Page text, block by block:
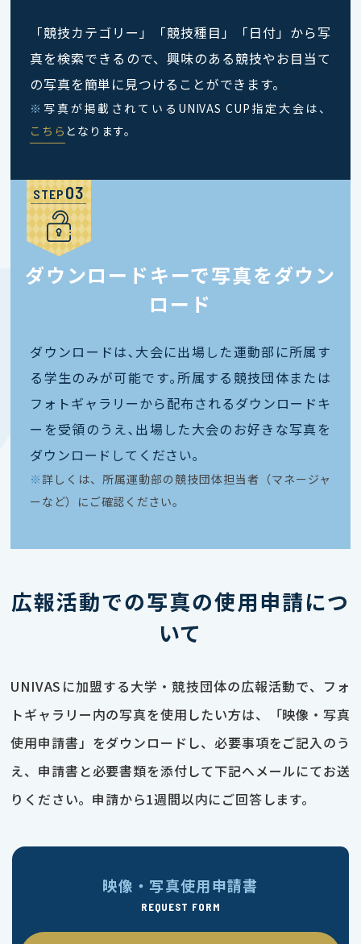
「競技カテゴリー」「競技種目」「日付」から写
真を検索できるので、興味のある競技やお目当て
の写真を簡単に見つけることができます。
※ 写真が掲載されているUNIVAS CUP指定大会は、
こちら となります。
STEP
ダウンロードキーで写真をダウン
ロード
ダウンロードは､大会に出場した運動部に所属す
る学生のみが可能です｡所属する競技団体または
フォトギャラリーから配布されるダウンロードキ
ーを受領のうえ､出場した大会のお好きな写真を
ダウンロードしてください｡
※ 詳しくは、所属運動部の競技団体担当者（マネージャ
ーなど）にご確認ください。
広報活動での写真の使用申請につ
いて
UNIVASに加盟する大学・競技団体の広報活動で、フォ
トギャラリー内の写真を使用したい方は、「映像・写真
使用申請書」をダウンロードし、必要事項をご記入のう
え、申請書と必要書類を添付して下記へメールにてお送
りください。申請から1週間以内にご回答します。
映像・写真使用申請書
REQUEST FORM